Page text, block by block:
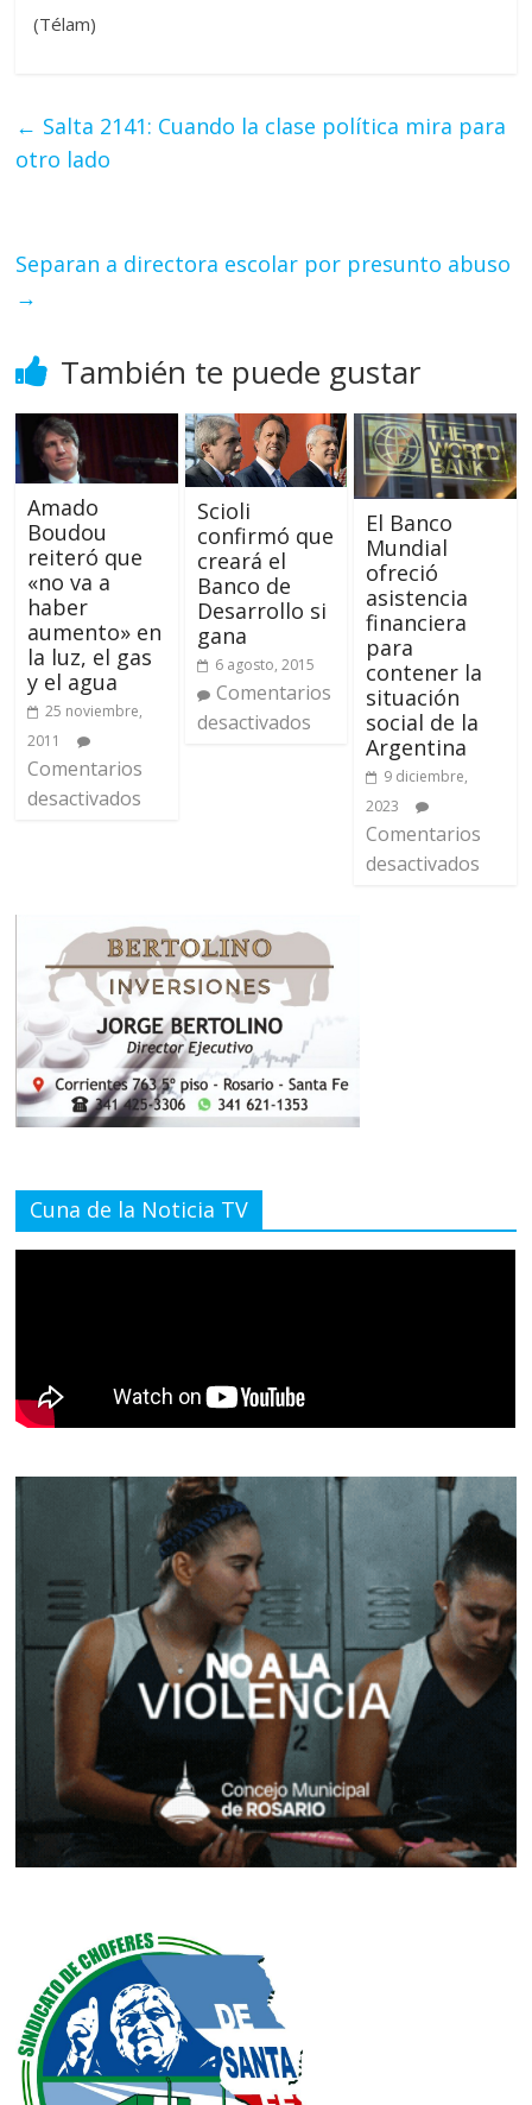
(Télam)
← Salta 2141: Cuando la clase política mira para
otro lado
Separan a directora escolar por presunto abuso
→
También te puede gustar
Amado
Boudou
reiteró que
«no va a
haber
aumento» en
la luz, el gas
y el agua
25 noviembre,
2011
Comentarios
desactivados
Scioli
confirmó que
creará el
Banco de
Desarrollo si
gana
6 agosto, 2015
Comentarios
desactivados
El Banco
Mundial
ofreció
asistencia
financiera
para
contener la
situación
social de la
Argentina
9 diciembre,
2023
Comentarios
desactivados
Cuna de la Noticia TV